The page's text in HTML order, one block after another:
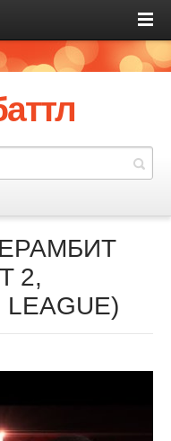
2,
LEAGUE)